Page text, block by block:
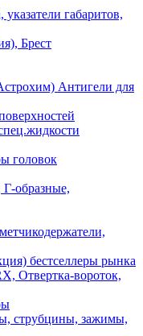
габаритов,
Брест
Антигели для
головок
образные,
бестселлеры рынка
Отвертка-вороток,
струбцины, зажимы,